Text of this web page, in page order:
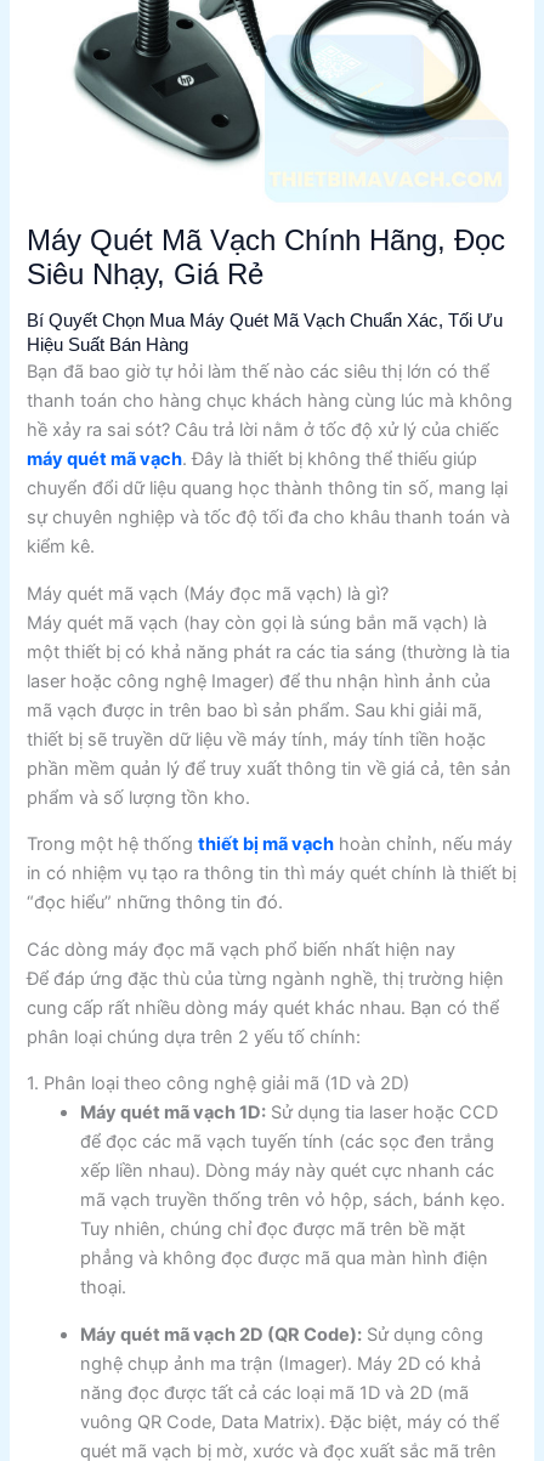
Máy Quét Mã Vạch Chính Hãng, Đọc
Siêu Nhạy, Giá Rẻ
Bí Quyết Chọn Mua Máy Quét Mã Vạch Chuẩn Xác, Tối Ưu
Hiệu Suất Bán Hàng
Bạn đã bao giờ tự hỏi làm thế nào các siêu thị lớn có thể
thanh toán cho hàng chục khách hàng cùng lúc mà không
hề xảy ra sai sót? Câu trả lời nằm ở tốc độ xử lý của chiếc
máy quét mã vạch. Đây là thiết bị không thể thiếu giúp
chuyển đổi dữ liệu quang học thành thông tin số, mang lại
sự chuyên nghiệp và tốc độ tối đa cho khâu thanh toán và
kiểm kê.
Máy quét mã vạch (Máy đọc mã vạch) là gì?
Máy quét mã vạch (hay còn gọi là súng bắn mã vạch) là
một thiết bị có khả năng phát ra các tia sáng (thường là tia
laser hoặc công nghệ Imager) để thu nhận hình ảnh của
mã vạch được in trên bao bì sản phẩm. Sau khi giải mã,
thiết bị sẽ truyền dữ liệu về máy tính, máy tính tiền hoặc
phần mềm quản lý để truy xuất thông tin về giá cả, tên sản
phẩm và số lượng tồn kho.
Trong một hệ thốngthiết bị mã vạch hoàn chỉnh, nếu máy
in có nhiệm vụ tạo ra thông tin thì máy quét chính là thiết bị
“đọc hiểu” những thông tin đó.
Các dòng máy đọc mã vạch phổ biến nhất hiện nay
Để đáp ứng đặc thù của từng ngành nghề, thị trường hiện
cung cấp rất nhiều dòng máy quét khác nhau. Bạn có thể
phân loại chúng dựa trên 2 yếu tố chính:
1. Phân loại theo công nghệ giải mã (1D và 2D)
Máy quét mã vạch 1D: Sử dụng tia laser hoặc CCD
để đọc các mã vạch tuyến tính (các sọc đen trắng
xếp liền nhau). Dòng máy này quét cực nhanh các
mã vạch truyền thống trên vỏ hộp, sách, bánh kẹo.
Tuy nhiên, chúng chỉ đọc được mã trên bề mặt
phẳng và không đọc được mã qua màn hình điện
thoại.
Máy quét mã vạch 2D (QR Code): Sử dụng công
nghệ chụp ảnh ma trận (Imager). Máy 2D có khả
năng đọc được tất cả các loại mã 1D và 2D (mã
vuông QR Code, Data Matrix). Đặc biệt, máy có thể
quét mã vạch bị mờ, xước và đọc xuất sắc mã trên